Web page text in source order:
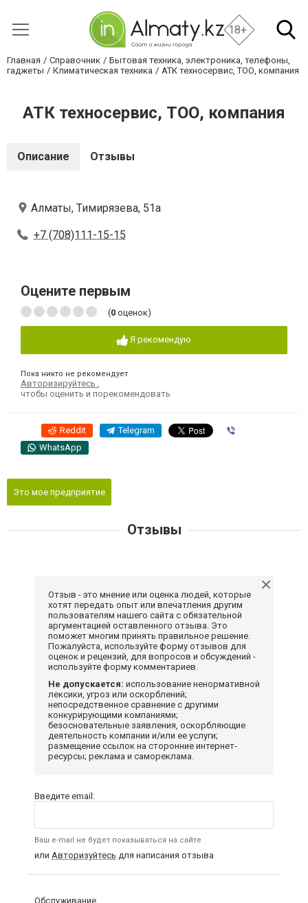
18+
Главная Справочник
Бытовая техника, электроника, телефоны,
гаджеты
Климатическая техника АТК техносервис, ТОО, компания
АТК техносервис, ТОО, компания
Описание Отзывы
Алматы, Тимирязева, 51а
+7 (708)111-15-15
Оцените первым
(0 оценок)
Я рекомендую
Пока никто не рекомендует
Авторизируйтесь
чтобы оценить и порекомендовать
Reddit Telegram
WhatsApp
Это мое предприятие
Отзывы
Отзыв - это мнение или оценка людей, которые
хотят передать опыт или впечатления другим
пользователям нашего сайта с обязательной
аргументацией оставленного отзыва. Это
поможет многим принять правильное решение.
Пожалуйста, используйте форму отзывов для
оценок и рецензий, для вопросов и обсуждений -
используйте форму комментариев.
Не допускается: использование ненормативной
лексики, угроз или оскорблений;
непосредственное сравнение с другими
конкурирующими компаниями;
безосновательные заявления, оскорбляющие
деятельность компании и/или ее услуги;
размещение ссылок на сторонние интернет-
ресурсы; реклама и самореклама.
Введите email:
Ваш e-mail не будет показываться на сайте
или Авторизуйтесь для написания отзыва
Обслуживание